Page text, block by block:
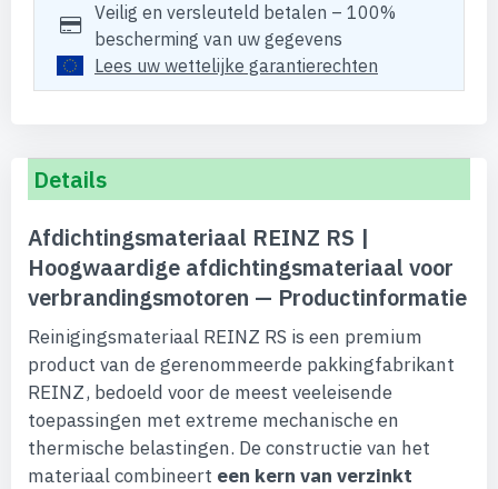
Veilig en versleuteld betalen – 100%
bescherming van uw gegevens
Lees uw wettelijke garantierechten
Details
Afdichtingsmateriaal REINZ RS |
Hoogwaardige afdichtingsmateriaal voor
verbrandingsmotoren — Productinformatie
Reinigingsmateriaal REINZ RS is een premium
product van de gerenommeerde pakkingfabrikant
REINZ, bedoeld voor de meest veeleisende
toepassingen met extreme mechanische en
thermische belastingen. De constructie van het
materiaal combineert een kern van verzinkt